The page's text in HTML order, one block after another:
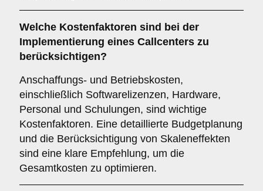
Welche Kostenfaktoren sind bei der
Implementierung eines Callcenters zu
berücksichtigen?
Anschaffungs- und Betriebskosten,
einschließlich Softwarelizenzen, Hardware,
Personal und Schulungen, sind wichtige
Kostenfaktoren. Eine detaillierte Budgetplanung
und die Berücksichtigung von Skaleneffekten
sind eine klare Empfehlung, um die
Gesamtkosten zu optimieren.